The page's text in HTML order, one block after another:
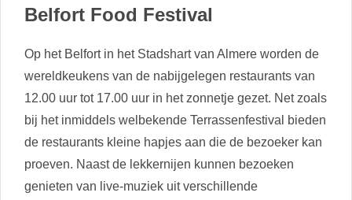
Belfort Food Festival
Op het Belfort in het Stadshart van Almere worden de
wereldkeukens van de nabijgelegen restaurants van
12.00 uur tot 17.00 uur in het zonnetje gezet. Net zoals
bij het inmiddels welbekende Terrassenfestival bieden
de restaurants kleine hapjes aan die de bezoeker kan
proeven. Naast de lekkernijen kunnen bezoeken
genieten van live-muziek uit verschillende